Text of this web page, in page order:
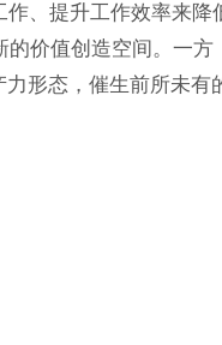
、提升工作效率来降
的价值创造空间。一方
形态，催生前所未有